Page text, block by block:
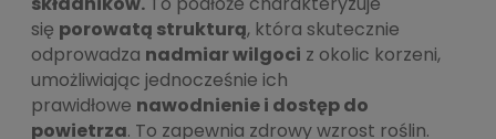
się porowatą strukturą, która skutecznie
odprowadza nadmiar wilgoci z okolic korzeni,
umożliwiając jednocześnie ich
prawidłowe nawodnienie i dostęp do
powietrza. To zapewnia zdrowy wzrost roślin.